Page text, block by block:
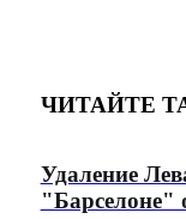
ЧИТАЙТЕ
Удаление
"Барселоне"